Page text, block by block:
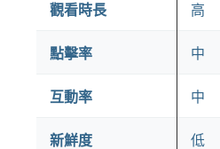
觀看時長 高
點擊率 中
互動率 中
新鮮度 低